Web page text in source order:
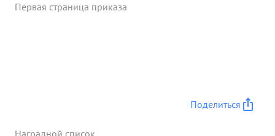
Первая страница приказа
Поделиться
Наградной список